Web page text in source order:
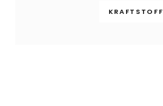
KRAFTSTOFF